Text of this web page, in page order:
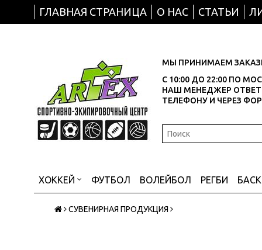
ГЛАВНАЯ СТРАНИЦА О НАС СТАТЬИ
МЫ ПРИНИМАЕМ
С 10:00 ДО 22:00 ПО
НАШ МЕНЕДЖЕР
ТЕЛЕФОНУ И ЧЕРЕЗ
ХОККЕЙ ФУТБОЛ ВОЛЕЙБОЛ РЕГБИ
СУВЕНИРНАЯ ПРОДУКЦИЯ